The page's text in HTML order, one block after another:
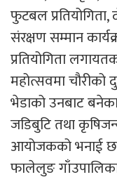
फुटबल प्रतियोगिता,
संरक्षण सम्मान
प्रतियोगिता
महोत्सवमा चौरीको
भेडाको उनबाट
जडिबुटि तथा
आयोजकको भनाई छ
फालेलुङ